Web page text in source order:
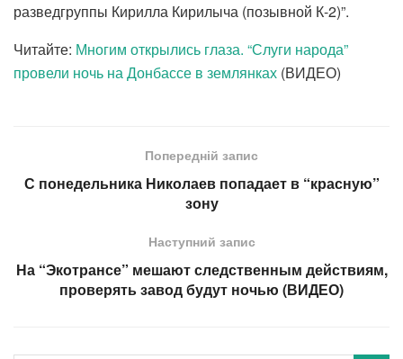
разведгруппы Кирилла Кирилыча (позывной К-2)”.
Читайте: Многим открылись глаза. “Слуги народа”
провели ночь на Донбассе в землянках (ВИДЕО)
Попередній запис
С понедельника Николаев попадает в “красную”
зону
Наступний запис
На “Экотрансе” мешают следственным действиям,
проверять завод будут ночью (ВИДЕО)